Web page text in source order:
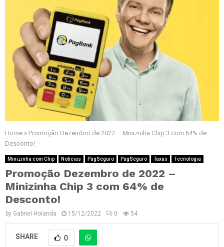
Home » Promoção Dezembro de 2022 – Minizinha Chip 3 com 64% de
Desconto!
Minizinha com Chip Notícias PagSeguro PagSeguro Taxas Tecnologia
Promoção Dezembro de 2022 –
Minizinha Chip 3 com 64% de
Desconto!
by Gabriel Holanda 15/12/2022 0 54
SHARE 0